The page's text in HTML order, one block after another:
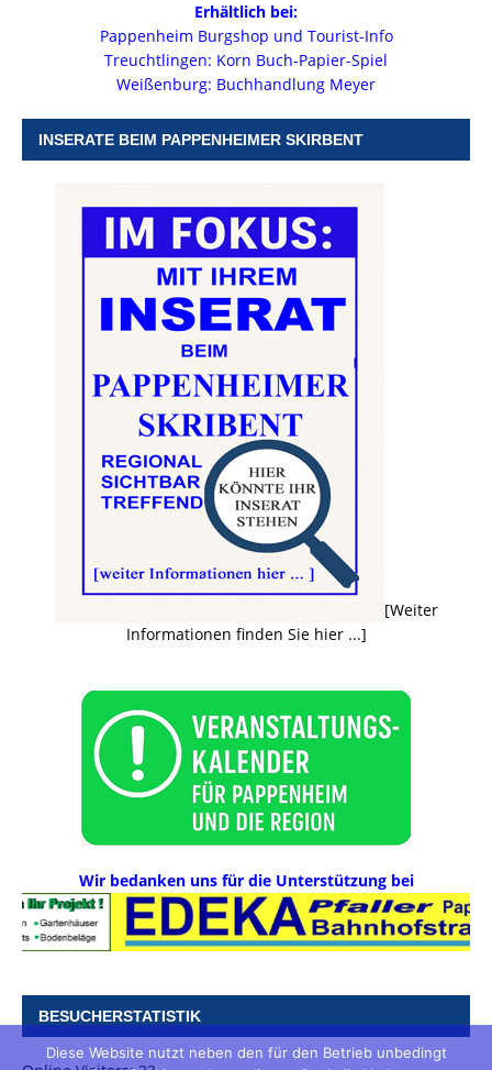
Erhältlich bei:
Pappenheim Burgshop und Tourist-Info
Treuchtlingen: Korn Buch-Papier-Spiel
Weißenburg: Buchhandlung Meyer
INSERATE BEIM PAPPENHEIMER SKIRBENT
[Weiter
Informationen finden Sie hier ...]
Wir bedanken uns für die Unterstützung bei
BESUCHERSTATISTIK
Diese Website nutzt neben den für den Betrieb unbedingt